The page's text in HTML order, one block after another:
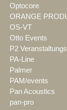
Optocore
ORANGE
OS-VT
Otto Events
P2
PA-Line
Palmer
PAM/events
Pan Acoustics
pan-pro